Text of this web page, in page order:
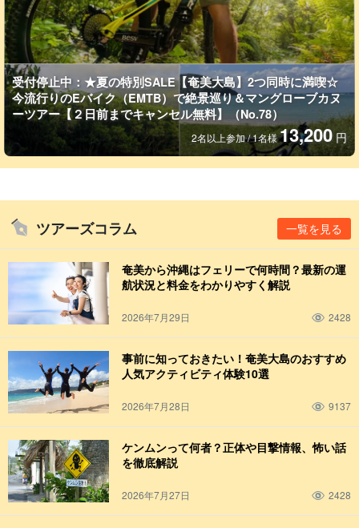
受付停止中：★夏の特別SALE【奄美大島】2つ同時に満喫☆
今流行りのEバイク（EMTB）で絶景巡り＆マングローブカヌ
ーツアー【２日前までキャンセル無料】（No.78）
2名以上参加 / 1名様13,200 円
ツアーズコラム 一覧を見る
奄美から沖縄はフェリーで何時間？最新の運
航状況と料金をわかりやすく解説
2026年7月29日 2428
事前に知っておきたい！奄美大島のおすすめ
人気アクティビティ体験10選
2026年7月28日 9137
ケンムンって何者？正体や目撃情報、怖い話
を徹底解説
2026年7月27日 2428